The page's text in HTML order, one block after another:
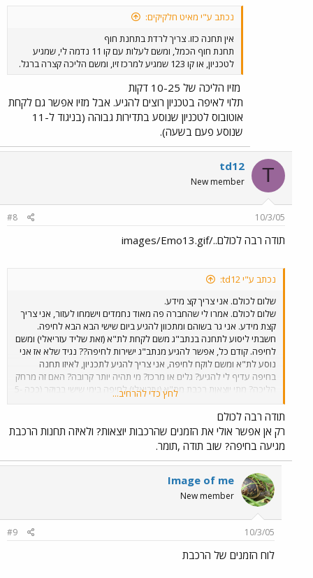
נכתב ע"י מאיט חלקיקים:
אין תחנה כזו. צריך לרדת בתחנת חוף
תחנת חוף הכמל, ומשם לעלות עם קו 11 נדמה לי, שמגיע
לטכניון, או קו 123 שמגיע למרכז זיו, ומשם הליכה קצרה ברגל.
מזיו הליכה של 10-25 דקות
תלוי לאיפה בטכניון רוצים להגיע. אבל מזיו אפשר גם לקחת
אוטובוס לטכניון שנוסע בתדירות גבוהה (בניגוד ל-11
שנוסע פעם בשעה).
T
td12
New member
10/3/05
#8
תודה רבה לכולם../images/Emo13.gif
נכתב ע"י td12:
שלום לכולם. אני צריך קצ מידע.
שלום לכולם. אמרו לי שהחברה פה מאוד נחמדים וישמחו לעזור, אני צריך
קצת מידע. אני גר בשוהם ומתכוון להגיע ביום שישי הבא הבא לחיפה.
חשבתי ליסוע לתחנה בנתב"ג משם לקחת לת"א (זאת שליד עזריאלי) ומשם
לחיפה. קודם כל, אפשר להגיע מנתב"ג ישירות לחיפה?? נגיד שלא אז אני
נוסע לת"א ומשם לוקח לחיפה, אני צריך להגיע לתכניון, לאיזו תחנה
בחיפה עדיף לי להגיע? גלים או מרכז? מי תהיה יותר קרובה? האם זה מרחק
הליכה? מתי יוצאןת רכבת מת"א (עזריאלי) לחיפה בימי שישי בבוקר (ככה 5-
בצהרים. אשמח לקבל את הזמנים. ועוד כל מיני טיפים. לא כל כך הסתדרתי
אם הלוח זמנים המסובך של כל הרכבות שהורדתי. תודה מראש, תומר.
לחץ כדי להרחיב...
תודה רבה לכולם
רק אן אפשר אולי את הזמנים שהרכבות יוצאות? ולאיזה תחנות הרכבת
מגיעה בחיפה? שוב תודה ,תומר.
Image of me
New member
10/3/05
#9
לוח הזמנים של הרכבת